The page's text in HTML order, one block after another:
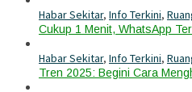
Habar Sekitar, Info Terkini,
Cukup 1 Menit, WhatsApp
Habar Sekitar, Info Terkini,
Tren 2025: Begini Cara